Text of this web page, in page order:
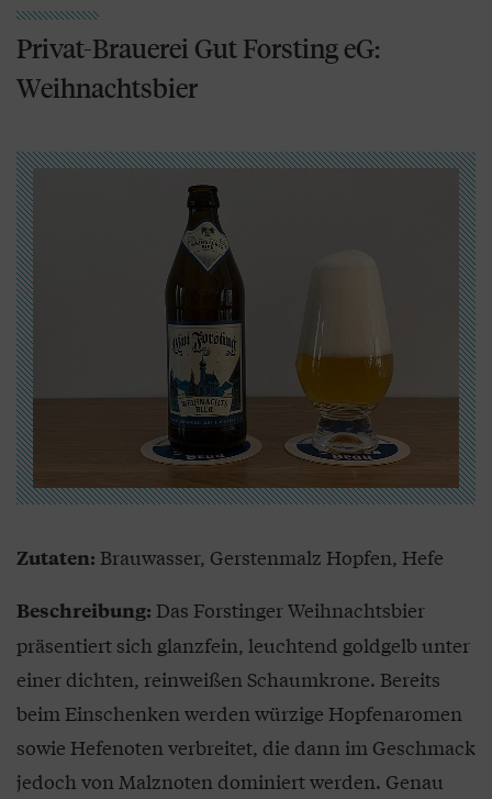
Privat-Brauerei Gut Forsting eG:
Weihnachtsbier
Zutaten: Brauwasser, Gerstenmalz Hopfen, Hefe
Beschreibung: Das Forstinger Weihnachtsbier
präsentiert sich glanzfein, leuchtend goldgelb unter
einer dichten, reinweißen Schaumkrone. Bereits
beim Einschenken werden würzige Hopfenaromen
sowie Hefenoten verbreitet, die dann im Geschmack
jedoch von Malznoten dominiert werden. Genau